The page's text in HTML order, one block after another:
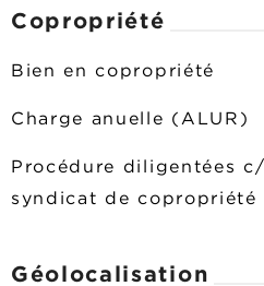
Copropriété
Bien en copropriété
Charge anuelle (ALUR)
Procédure diligentées c/
syndicat de copropriété
Géolocalisation